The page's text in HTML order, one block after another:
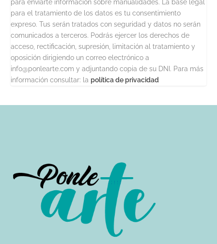
para enviarte información sobre manualidades. La base legal
para el tratamiento de los datos es tu consentimiento
expreso. Tus serán tratados con seguridad y datos no serán
comunicados a terceros. Podrás ejercer los derechos de
acceso, rectificación, supresión, limitación al tratamiento y
oposición dirigiendo un correo electrónico a
info@ponlearte.com y adjuntando copia de su DNI. Para más
información consultar: la política de privacidad